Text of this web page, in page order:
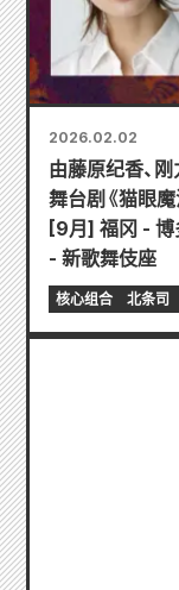
2026.02.02
由藤原纪香、
舞台剧《猫眼
[9月] 福冈 - 博
- 新歌舞伎座
核心组合 北条司